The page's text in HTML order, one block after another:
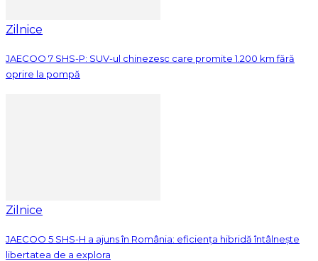
Zilnice
JAECOO 7 SHS-P: SUV-ul chinezesc care promite 1.200 km fără
oprire la pompă
Zilnice
JAECOO 5 SHS-H a ajuns în România: eficiența hibridă întâlnește
libertatea de a explora